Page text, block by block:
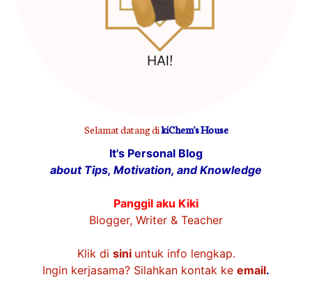
Selamat datang dikiChem's House
It's Personal Blog
about Tips, Motivation, and Knowledge
Panggil aku Kiki
Blogger, Writer & Teacher
Klik di sini untuk info lengkap.
Ingin kerjasama? Silahkan kontak ke email.